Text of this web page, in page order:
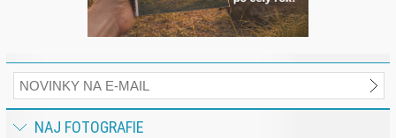
NAJ FOTOGRAFIE